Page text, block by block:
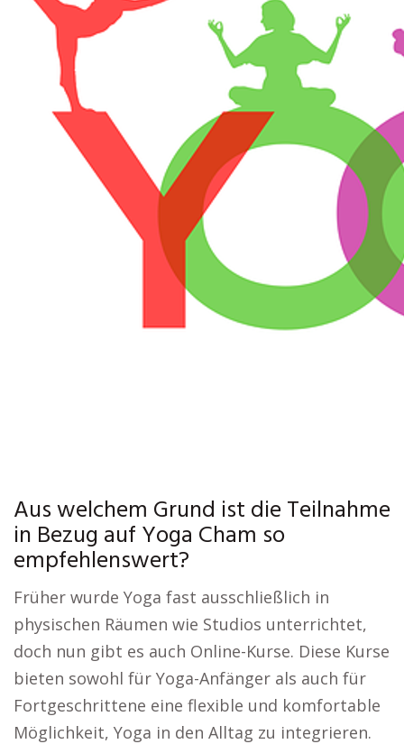
Aus welchem Grund ist die Teilnahme
in Bezug auf Yoga Cham so
empfehlenswert?
Früher wurde Yoga fast ausschließlich in
physischen Räumen wie Studios unterrichtet,
doch nun gibt es auch Online-Kurse. Diese Kurse
bieten sowohl für Yoga-Anfänger als auch für
Fortgeschrittene eine flexible und komfortable
Möglichkeit, Yoga in den Alltag zu integrieren.